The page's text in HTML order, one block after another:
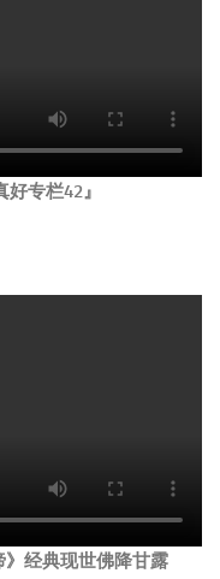
专栏42』
经典现世佛降甘露